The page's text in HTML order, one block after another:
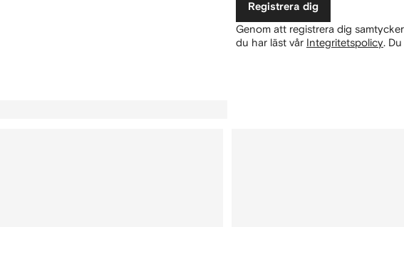
Registrera dig
Genom att registrera dig
du har läst vår Integritetspolicy.